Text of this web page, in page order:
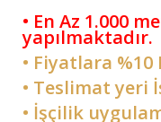
• En Az 1.000
yapılmaktadır.
• Fiyatlara
• Teslimat yeri
• İşçilik